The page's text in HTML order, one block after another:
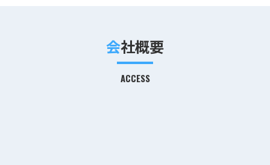
会社概要
ACCESS